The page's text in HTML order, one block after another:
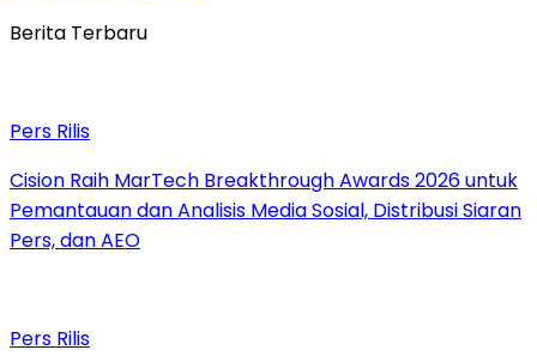
Berita Terbaru
Pers Rilis
Cision Raih MarTech Breakthrough Awards 2026 untuk
Pemantauan dan Analisis Media Sosial, Distribusi Siaran
Pers, dan AEO
Pers Rilis